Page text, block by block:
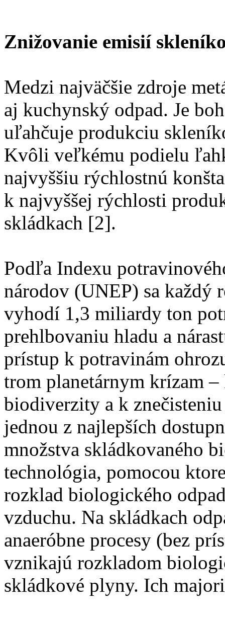
Znižovanie emisií
Medzi najväčšie zdroje
aj kuchynský odpad. Je
uľahčuje produkciu
Kvôli veľkému podielu
najvyššiu rýchlostnú
k najvyššej rýchlosti
skládkach [2].
Podľa Indexu
národov (UNEP) sa každý
vyhodí 1,3 miliardy ton
prehlbovaniu hladu a
prístup k potravinám
trom planetárnym krízam
biodiverzity a k
jednou z najlepších
množstva skládkovaného
technológia, pomocou
rozklad biologického
vzduchu. Na skládkach
anaeróbne procesy (bez
vznikajú rozkladom
skládkové plyny. Ich